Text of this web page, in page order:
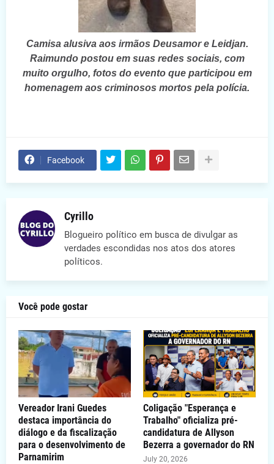
Camisa alusiva aos irmãos Deusamor e Leidjan.
Raimundo postouem suas redes sociais, com
muito orgulho, fotos do evento que participou em
homenagem aos criminosos mortos pela polícia.
Facebook
Cyrillo
Blogueiro político em busca de divulgar as
verdades escondidas nos atos dos atores
políticos.
Você pode gostar
Vereador Irani Guedes
destaca importância do
diálogo e da fiscalização
para o desenvolvimento de
Parnamirim
Coligação "Esperança e
Trabalho" oficializa pré-
candidatura de Allyson
Bezerra a governador do RN
July 20, 2026